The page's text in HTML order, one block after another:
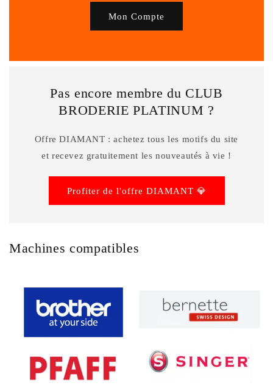
Mon Compte
Pas encore membre du CLUB
BRODERIE PLATINUM ?
Offre DIAMANT : achetez tous les motifs du site
et recevez gratuitement les nouveautés à vie !
Profiter de l'offre DIAMANT 💎
Machines compatibles